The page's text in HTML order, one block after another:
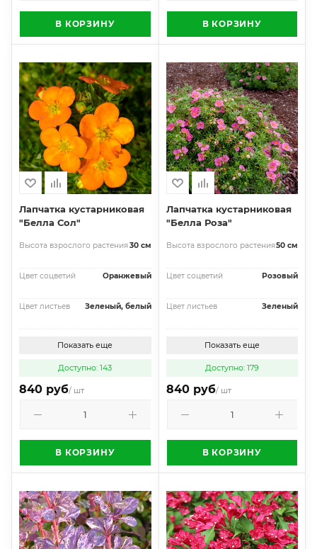
В КОРЗИНУ В КОРЗИНУ
Лапчатка кустарниковая
"Белла Сол"
Высота взрослого растения30 см
Цвет соцветий Оранжевый
Цвет листьев Зеленый, белый
Показать еще
Доступно: 143
840 руб/ шт
В КОРЗИНУ
Лапчатка кустарниковая
"Белла Роза"
Высота взрослого растения50 см
Цвет соцветий Розовый
Цвет листьев Зеленый
Показать еще
Доступно: 179
840 руб/ шт
В КОРЗИНУ